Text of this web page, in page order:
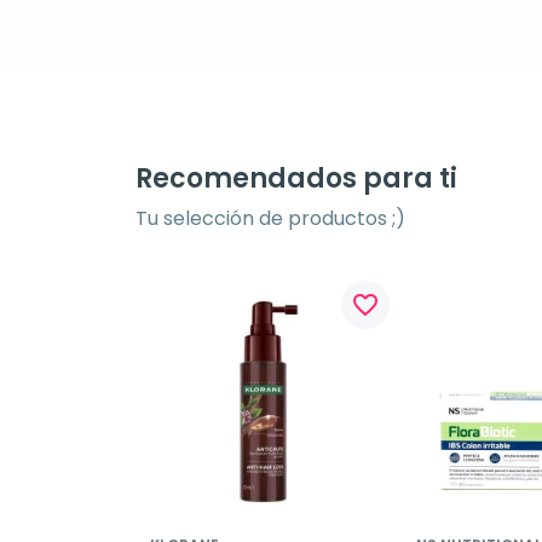
Recomendados para ti
Tu selección de productos ;)
favorite_border